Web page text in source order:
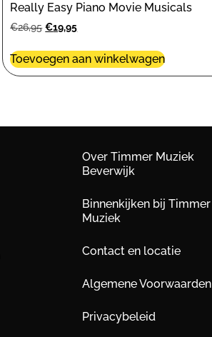
Really Easy Piano Movie Musicals
€26,95 €19,95
Toevoegen aan winkelwagen
Over Timmer Muziek
Beverwijk
Binnenkijken bij Timmer
Muziek
Contact en locatie
Algemene Voorwaarden
Privacybeleid